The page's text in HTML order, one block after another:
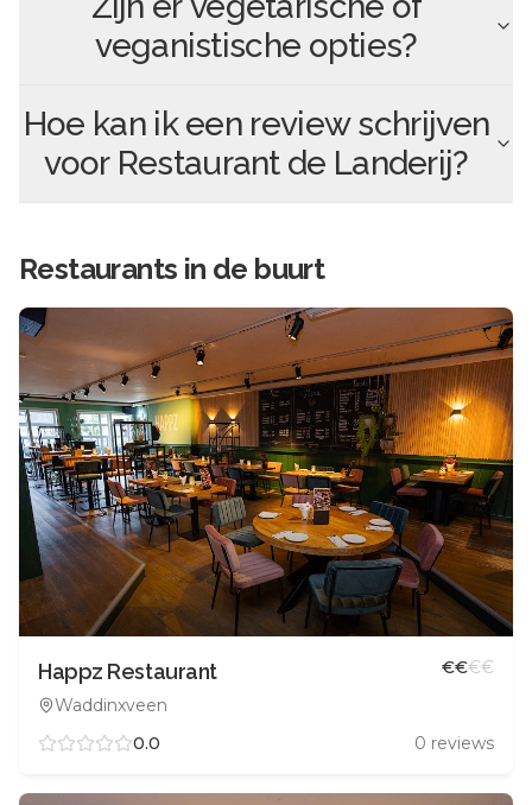
veganistische opties?
Hoe kan ik een review schrijven
voor Restaurant de Landerij?
Restaurants in de buurt
Happz Restaurant
Waddinxveen
€€€€
0.0 0 reviews